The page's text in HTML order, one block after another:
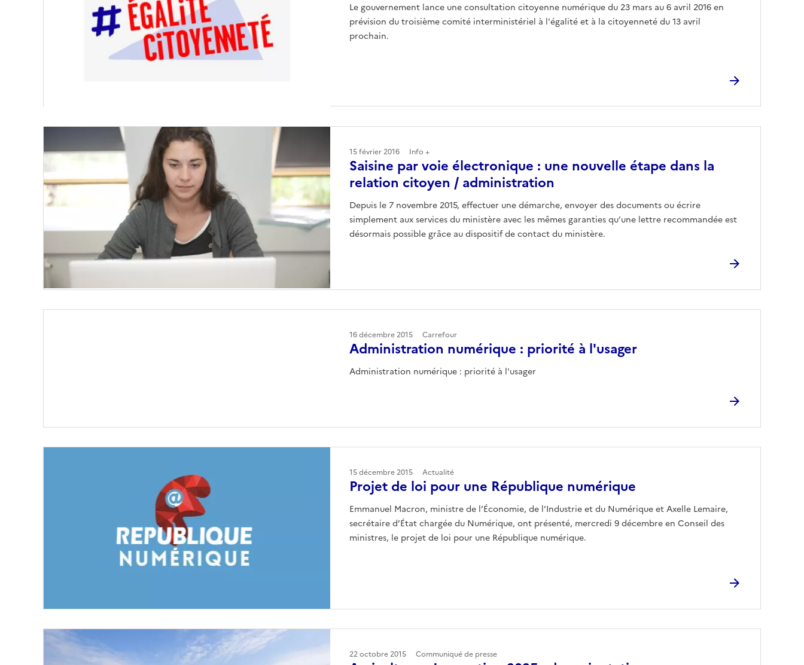
Le gouvernement lance une consultation citoyenne numérique du 23 mars au 6 avril 2016 en
prévision du troisième comité interministériel à l'égalité et à la citoyenneté du 13 avril
prochain.
Saisine par voie électronique : une nouvelle étape dans la
relation citoyen / administration
Depuis le 7 novembre 2015, effectuer une démarche, envoyer des documents ou écrire
simplement aux services du ministère avec les mêmes garanties qu’une lettre recommandée est
désormais possible grâce au dispositif de contact du ministère.
15 février 2016 Info +
Administration numérique : priorité à l'usager
Administration numérique : priorité à l'usager
16 décembre 2015 Carrefour
Projet de loi pour une République numérique
Emmanuel Macron, ministre de l’Économie, de l’Industrie et du Numérique et Axelle Lemaire,
secrétaire d’État chargée du Numérique, ont présenté, mercredi 9 décembre en Conseil des
ministres, le projet de loi pour une République numérique.
15 décembre 2015 Actualité
22 octobre 2015 Communiqué de presse